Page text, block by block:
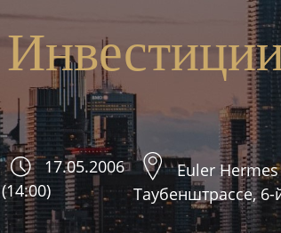
17.05.2006
(14:00)
Euler Hermes
Таубенштрассе,